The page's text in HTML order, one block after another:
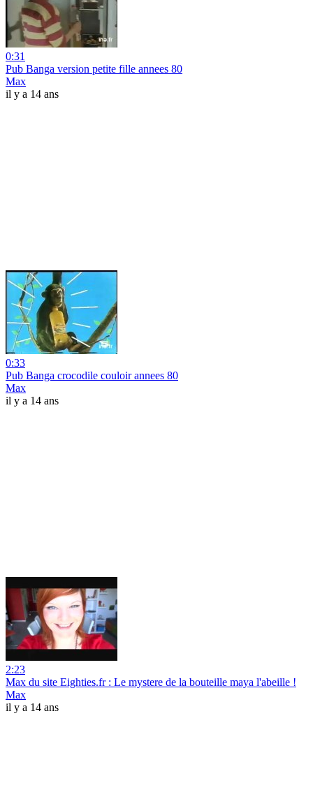
0:31
Pub Banga version petite fille annees 80
Max
il y a 14 ans
0:33
Pub Banga crocodile couloir annees 80
Max
il y a 14 ans
2:23
Max du site Eighties.fr : Le mystere de la bouteille maya l'abeille !
Max
il y a 14 ans